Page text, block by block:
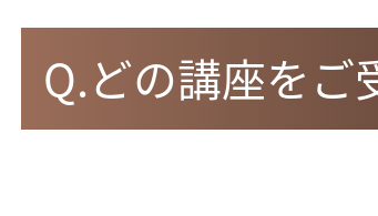
Q.どの講座をご